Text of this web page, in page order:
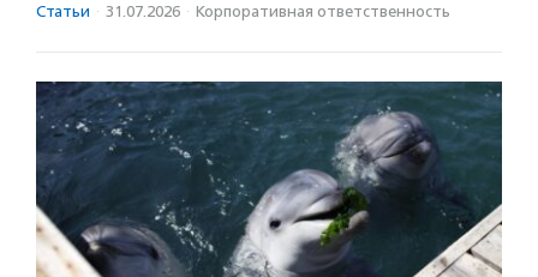
Статьи · 31.07.2026 · Корпоративная ответственность